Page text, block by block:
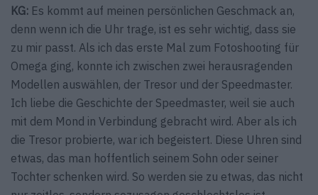
KG: Es kommt auf meinen persönlichen Geschmack an,
denn wenn ich die Uhr trage, ist es sehr wichtig, dass sie
zu mir passt. Als ich das erste Mal zum Fotoshooting für
Omega ging, konnte ich zwischen zwei herausragenden
Modellen auswählen, der Tresor und der Speedmaster.
Ich liebe die Geschichte der Speedmaster, weil sie auch
mit dem Mond in Verbindung gebracht wird. Aber als ich
die Tresor probierte, war ich begeistert. Diese Uhren sind
etwas, das man hoffentlich seinem Sohn oder seiner
Tochter schenken wird. So werden sie zu etwas, das nicht